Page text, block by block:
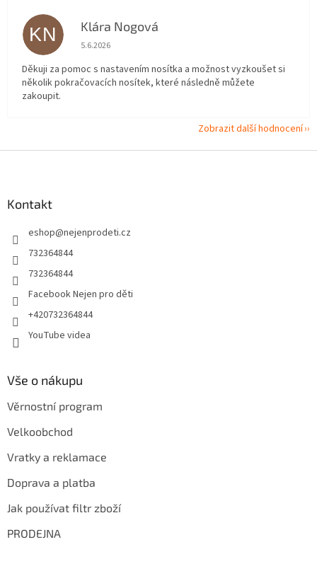
KN Klára Nogová
Hodnocení obchodu je 5 z 5 hvězdiček.
5.6.2026
Děkuji za pomoc s nastavením nosítka a možnost vyzkoušet si
několik pokračovacích nosítek, které následně můžete
zakoupit.
Zobrazit další hodnocení
Kontakt
eshop@nejenprodeti.cz
732364844
732364844
Facebook Nejen pro děti
+420732364844
YouTube videa
Vše o nákupu
Věrnostní program
Velkoobchod
Vratky a reklamace
Doprava a platba
Jak používat filtr zboží
PRODEJNA